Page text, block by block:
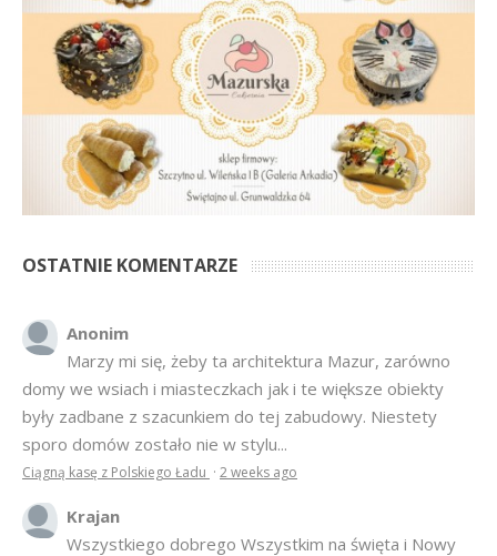
OSTATNIE KOMENTARZE
Anonim
Marzy mi się, żeby ta architektura Mazur, zarówno
domy we wsiach i miasteczkach jak i te większe obiekty
były zadbane z szacunkiem do tej zabudowy. Niestety
sporo domów zostało nie w stylu...
Ciągną kasę z Polskiego Ładu · 2 weeks ago
Krajan
Wszystkiego dobrego Wszystkim na święta i Nowy